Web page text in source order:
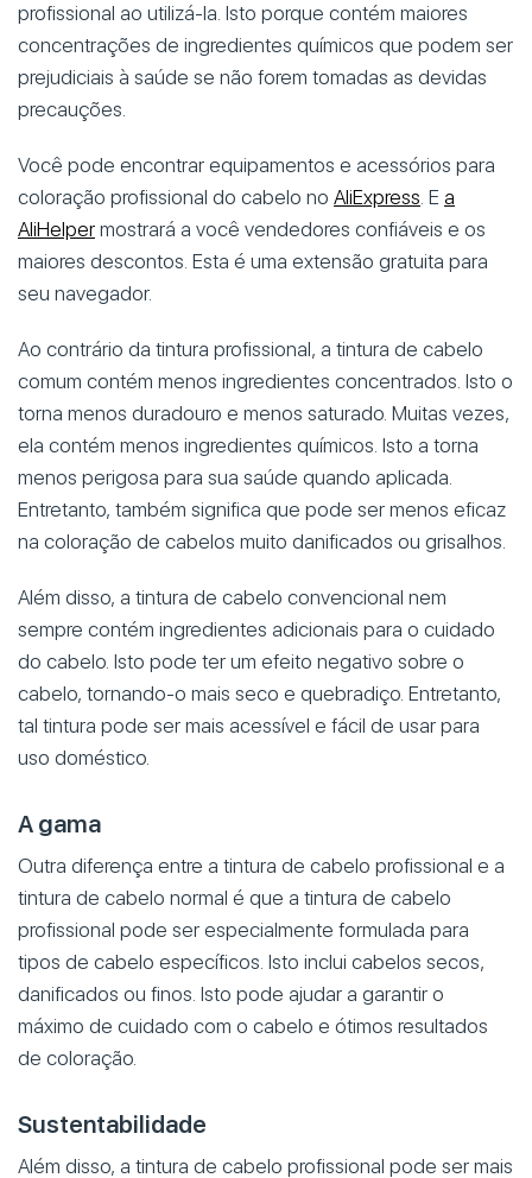
profissional ao utilizá-la. Isto porque contém maiores
concentrações de ingredientes químicos que podem ser
prejudiciais à saúde se não forem tomadas as devidas
precauções.
Você pode encontrar equipamentos e acessórios para
coloração profissional do cabelo no AliExpress. E a
AliHelper mostrará a você vendedores confiáveis e os
maiores descontos. Esta é uma extensão gratuita para
seu navegador.
Ao contrário da tintura profissional, a tintura de cabelo
comum contém menos ingredientes concentrados. Isto o
torna menos duradouro e menos saturado. Muitas vezes,
ela contém menos ingredientes químicos. Isto a torna
menos perigosa para sua saúde quando aplicada.
Entretanto, também significa que pode ser menos eficaz
na coloração de cabelos muito danificados ou grisalhos.
Além disso, a tintura de cabelo convencional nem
sempre contém ingredientes adicionais para o cuidado
do cabelo. Isto pode ter um efeito negativo sobre o
cabelo, tornando-o mais seco e quebradiço. Entretanto,
tal tintura pode ser mais acessível e fácil de usar para
uso doméstico.
A gama
Outra diferença entre a tintura de cabelo profissional e a
tintura de cabelo normal é que a tintura de cabelo
profissional pode ser especialmente formulada para
tipos de cabelo específicos. Isto inclui cabelos secos,
danificados ou finos. Isto pode ajudar a garantir o
máximo de cuidado com o cabelo e ótimos resultados
de coloração.
Sustentabilidade
Além disso, a tintura de cabelo profissional pode ser mais